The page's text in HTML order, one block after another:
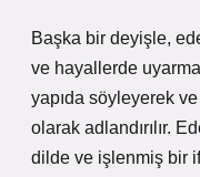
Başka bir deyişle,
ve hayallerde
yapıda söyleyerek
olarak adlandırılır.
dilde ve işlenmiş bir